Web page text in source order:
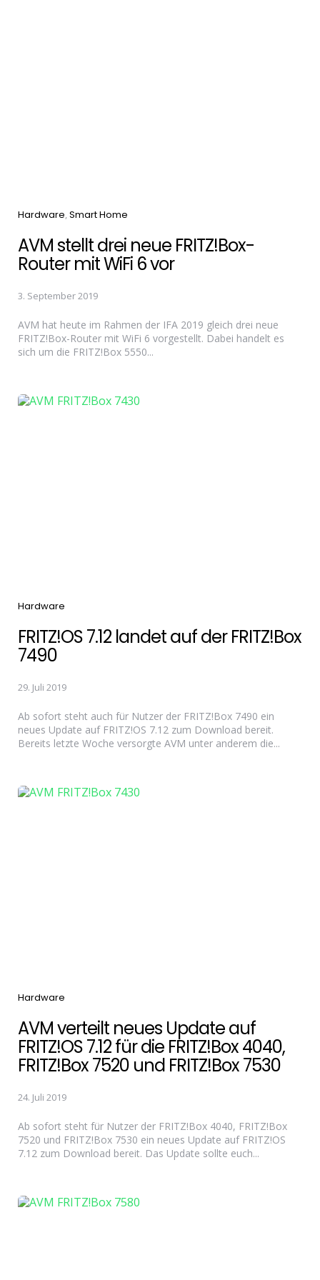
Categories
Hardware Smart Home
AVM stellt drei neue FRITZ!Box-
Router mit WiFi 6 vor
3. September 2019
AVM hat heute im Rahmen der IFA 2019 gleich drei neue
FRITZ!Box-Router mit WiFi 6 vorgestellt. Dabei handelt es
sich um die FRITZ!Box 5550...
Categories
Hardware
FRITZ!OS 7.12 landet auf der FRITZ!Box
7490
29. Juli 2019
Ab sofort steht auch für Nutzer der FRITZ!Box 7490 ein
neues Update auf FRITZ!OS 7.12 zum Download bereit.
Bereits letzte Woche versorgte AVM unter anderem die...
Categories
Hardware
AVM verteilt neues Update auf
FRITZ!OS 7.12 für die FRITZ!Box 4040,
FRITZ!Box 7520 und FRITZ!Box 7530
24. Juli 2019
Ab sofort steht für Nutzer der FRITZ!Box 4040, FRITZ!Box
7520 und FRITZ!Box 7530 ein neues Update auf FRITZ!OS
7.12 zum Download bereit. Das Update sollte euch...